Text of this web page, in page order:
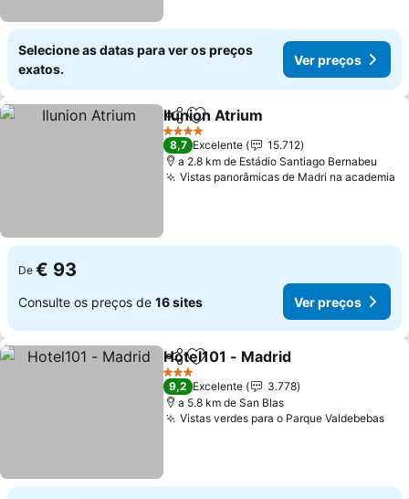
Selecione as datas para ver os preços
exatos.
Ver preços
PartilharAdicionar aos favoritos
Ilunion Atrium
4 Estrelas
8,7 Excelente
15.712
a 2.8 km de Estádio Santiago Bernabeu
Vistas panorâmicas de Madri na academia
De € 93
Consulte os preços de 16 sites Ver preços
PartilharAdicionar aos favoritos
Hotel101 - Madrid
3 Estrelas
9,2 Excelente
3.778
a 5.8 km de San Blas
Vistas verdes para o Parque Valdebebas